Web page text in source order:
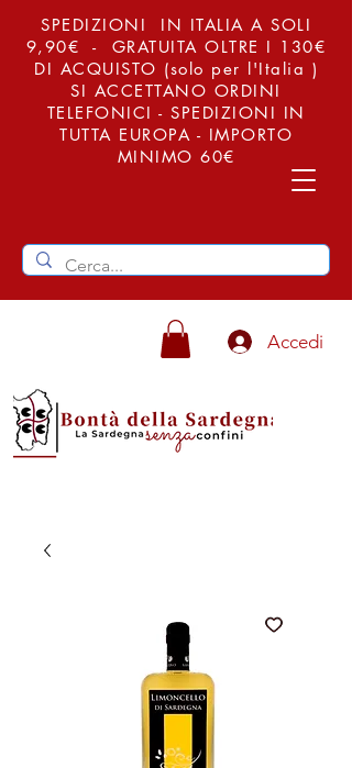
SPEDIZIONI IN ITALIA A SOLI
9,90€ - GRATUITA OLTRE I 130€
DI ACQUISTO (solo per l'Italia )
SI ACCETTANO ORDINI
TELEFONICI - SPEDIZIONI IN
TUTTA EUROPA - IMPORTO
MINIMO 60€
Accedi